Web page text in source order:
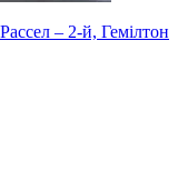
– 2-й, Гемілтон